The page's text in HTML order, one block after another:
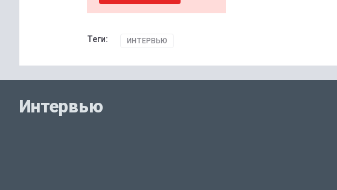
Теги: ИНТЕРВЬЮ
Интервью